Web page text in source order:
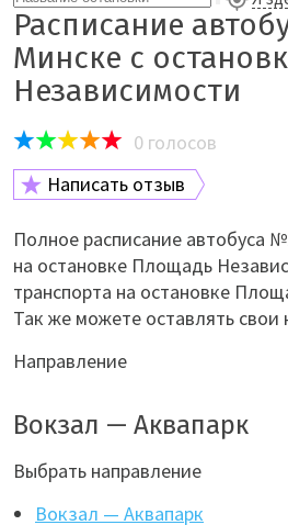
Расписание
Минске с
Независимости
0 голосов
Написать отзыв
Полное расписание автобуса
на остановке Площадь
транспорта на остановке
Так же можете оставлять свои
Направление
Вокзал — Аквапарк
Выбрать направление
Вокзал — Аквапарк